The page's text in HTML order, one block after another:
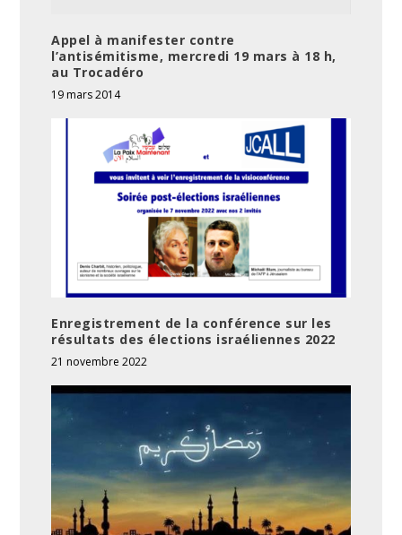
Appel à manifester contre
l’antisémitisme, mercredi 19 mars à 18 h,
au Trocadéro
19 mars 2014
Enregistrement de la conférence sur les
résultats des élections israéliennes 2022
21 novembre 2022